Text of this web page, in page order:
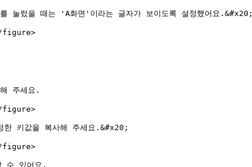
눌렀을 때는 'A화면'이라는 글자가 보이도록 설정했어요.&#x20;
figure>
주세요.
figure>
키값을 복사해 주세요.&#x20;
figure>
수 있어요.